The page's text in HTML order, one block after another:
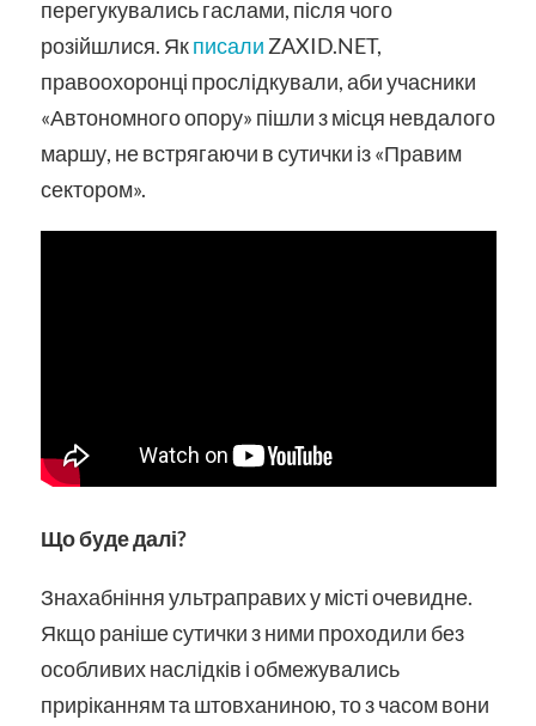
перегукувались гаслами, після чого
розійшлися. Якписали ZAXID.NET,
правоохоронці прослідкували, аби учасники
«Автономного опору» пішли з місця невдалого
маршу, не встрягаючи в сутички із «Правим
сектором».
Що буде далі?
Знахабніння ультраправих у місті очевидне.
Якщо раніше сутички з ними проходили без
особливих наслідків і обмежувались
приріканням та штовханиною, то з часом вони